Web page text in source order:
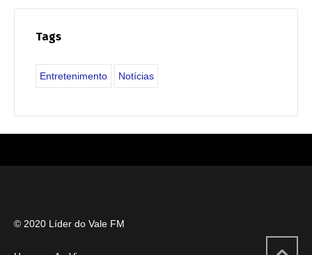
Tags
Entretenimento Notícias
© 2020 Líder do Vale FM